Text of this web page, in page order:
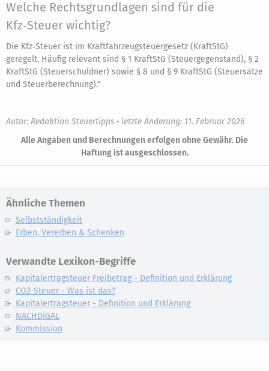
Welche Rechtsgrundlagen sind für die
Kfz‑Steuer wichtig?
Die Kfz‑Steuer ist im Kraftfahrzeugsteuergesetz (KraftStG)
geregelt. Häufig relevant sind § 1 KraftStG (Steuergegenstand), § 2
KraftStG (Steuerschuldner) sowie § 8 und § 9 KraftStG (Steuersätze
und Steuerberechnung)."
Autor: Redaktion Steuertipps • letzte Änderung: 11. Februar 2026
Alle Angaben und Berechnungen erfolgen ohne Gewähr. Die
Haftung ist ausgeschlossen.
Ähnliche Themen
Selbstständigkeit
Erben, Vererben & Schenken
Verwandte Lexikon-Begriffe
Kapitalertragsteuer Freibetrag - Definition und Erklärung
CO2-Steuer - Was ist das?
Kapitalertragsteuer - Definition und Erklärung
NACHDiGAL
Kommission